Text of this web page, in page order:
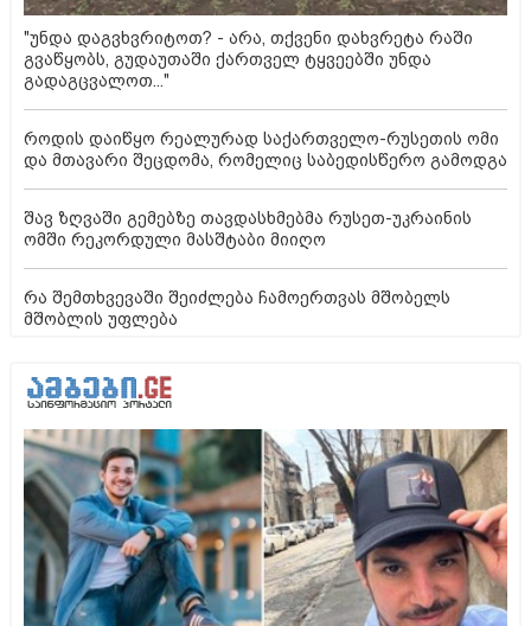
"უნდა დაგვხვრიტოთ? - არა, თქვენი დახვრეტა რაში
გვაწყობს, გუდაუთაში ქართველ ტყვეებში უნდა
გადაგცვალოთ..."
როდის დაიწყო რეალურად საქართველო-რუსეთის ომი
და მთავარი შეცდომა, რომელიც საბედისწერო გამოდგა
შავ ზღვაში გემებზე თავდასხმებმა რუსეთ-უკრაინის
ომში რეკორდული მასშტაბი მიიღო
რა შემთხვევაში შეიძლება ჩამოერთვას მშობელს
მშობლის უფლება